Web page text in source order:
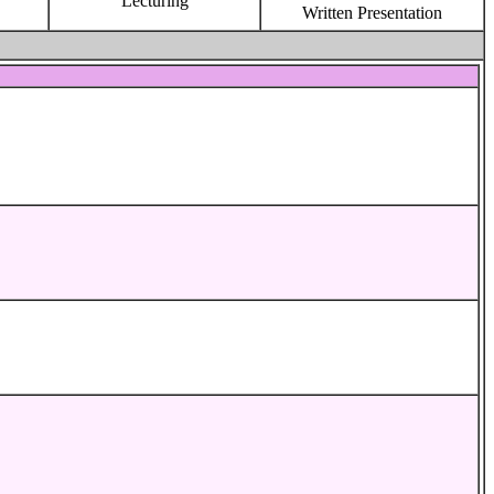
Written Presentation